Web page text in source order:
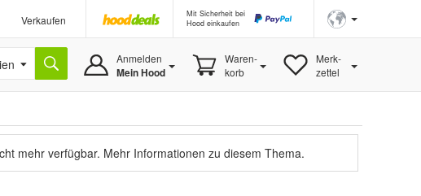
Verkaufen
Mit Sicherheit bei
Hood einkaufen
Anmelden
Mein Hood
Waren-
korb
Merk-
zettel
mehr verfügbar. Mehr Informationen zu diesem Thema.